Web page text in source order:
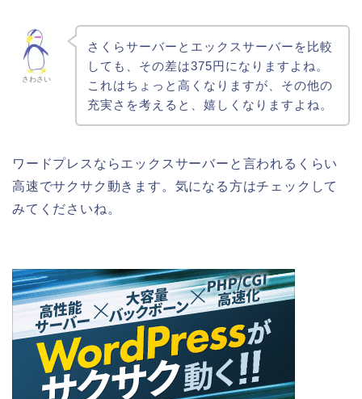
さわさい
さくらサーバーとエックスサーバーを比較
しても、その差は375円になりますよね。
これはちょっと高くなりますが、その他の
充実さを考えると、嬉しくなりますよね。
ワードプレスならエックスサーバーと言われるくらい
高速でサクサク動きます。気になる方はチェックして
みてくださいね。